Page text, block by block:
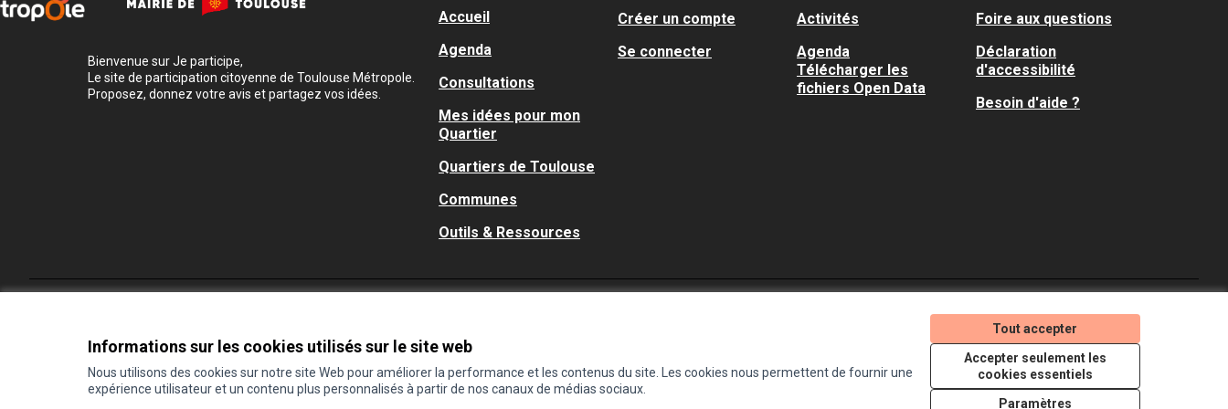
Informations sur les cookies utilisés sur le site web
Nous utilisons des cookies sur notre site Web pour améliorer la performance et les contenus du site. Les cookies nous permettent de fournir une
expérience utilisateur et un contenu plus personnalisés à partir de nos canaux de médias sociaux.
Tout accepter
Accepter seulement les
cookies essentiels
Paramètres
Bienvenue sur Je participe,
Le site de participation citoyenne de Toulouse Métropole.
Proposez, donnez votre avis et partagez vos idées.
Accueil
Agenda
Consultations
Mes idées pour mon
Quartier
Quartiers de Toulouse
Communes
Outils & Ressources
Créer un compte
Se connecter
Activités
Agenda
Télécharger les
fichiers Open Data
Foire aux questions
Déclaration
d'accessibilité
Besoin d'aide ?
(Lien externe)
(Lien externe)
(Lien externe)
Licence Creative
(Lien externe)